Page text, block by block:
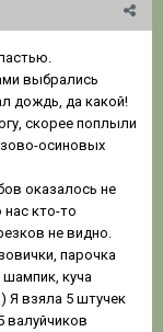
выбрались
дождь, да какой!
скорее поплыли
осиновых
оказалось не
кто-то
не видно.
парочка
куча
Я взяла 5 штучек
валуйчиков